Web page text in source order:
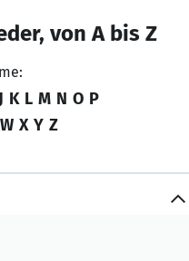
von A bis Z
J K L M N O P
W X Y Z